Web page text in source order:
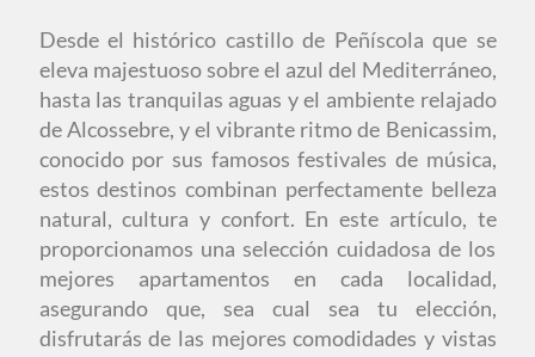
Desde el histórico castillo de Peñíscola que se
eleva majestuoso sobre el azul del Mediterráneo,
hasta las tranquilas aguas y el ambiente relajado
de Alcossebre, y el vibrante ritmo de Benicassim,
conocido por sus famosos festivales de música,
estos destinos combinan perfectamente belleza
natural, cultura y confort. En este artículo, te
proporcionamos una selección cuidadosa de los
mejores apartamentos en cada localidad,
asegurando que, sea cual sea tu elección,
disfrutarás de las mejores comodidades y vistas